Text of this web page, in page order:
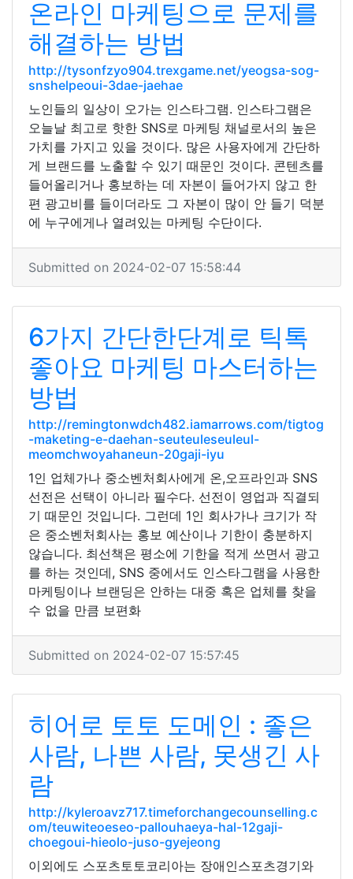
온라인 마케팅으로 문제를
해결하는 방법
http://tysonfzyo904.trexgame.net/yeogsa-sog-
snshelpeoui-3dae-jaehae
노인들의 일상이 오가는 인스타그램. 인스타그램은
오늘날 최고로 핫한 SNS로 마케팅 채널로서의 높은
가치를 가지고 있을 것이다. 많은 사용자에게 간단하
게 브랜드를 노출할 수 있기 때문인 것이다. 콘텐츠를
들어올리거나 홍보하는 데 자본이 들어가지 않고 한
편 광고비를 들이더라도 그 자본이 많이 안 들기 덕분
에 누구에게나 열려있는 마케팅 수단이다.
Submitted on 2024-02-07 15:58:44
6가지 간단한단계로 틱톡
좋아요 마케팅 마스터하는
방법
http://remingtonwdch482.iamarrows.com/tigtog
-maketing-e-daehan-seuteuleseuleul-
meomchwoyahaneun-20gaji-iyu
1인 업체가나 중소벤처회사에게 온,오프라인과 SNS
선전은 선택이 아니라 필수다. 선전이 영업과 직결되
기 때문인 것입니다. 그런데 1인 회사가나 크기가 작
은 중소벤처회사는 홍보 예산이나 기한이 충분하지
않습니다. 최선책은 평소에 기한을 적게 쓰면서 광고
를 하는 것인데, SNS 중에서도 인스타그램을 사용한
마케팅이나 브랜딩은 안하는 대중 혹은 업체를 찾을
수 없을 만큼 보편화
Submitted on 2024-02-07 15:57:45
히어로 토토 도메인 : 좋은
사람, 나쁜 사람, 못생긴 사
람
http://kyleroavz717.timeforchangecounselling.c
om/teuwiteoeseo-pallouhaeya-hal-12gaji-
choegoui-hieolo-juso-gyejeong
이외에도 스포츠토토코리아는 장애인스포츠경기와